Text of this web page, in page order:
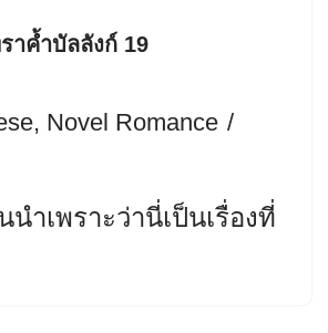
าค้ำบัลลังก์ 19
, Novel Romance
นำเพราะว่านี่เป็นเรื่องที่